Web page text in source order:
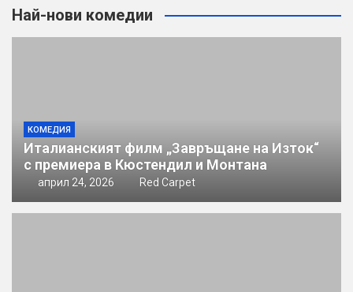
Най-нови комедии
КОМЕДИЯ
Италианският филм „Завръщане на Изток“
с премиера в Кюстендил и Монтана
април 24, 2026 Red Carpet